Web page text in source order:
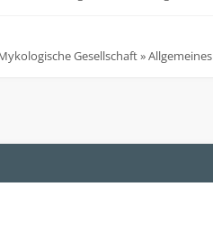
Gesellschaft»Allgemeines